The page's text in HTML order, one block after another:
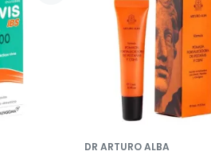
DR ARTURO ALBA